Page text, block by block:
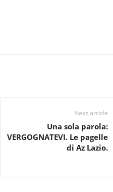
Next article
Una sola parola:
VERGOGNATEVI. Le pagelle
di Az Lazio.